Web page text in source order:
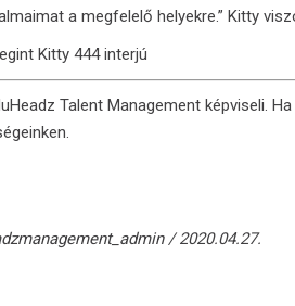
a megfelelő helyekre.” Kitty
Talent Management képviseli.
2020.04.27.